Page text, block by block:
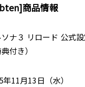
商品情報
ナ３ リロード 公式
付き）
年11月13日（水）